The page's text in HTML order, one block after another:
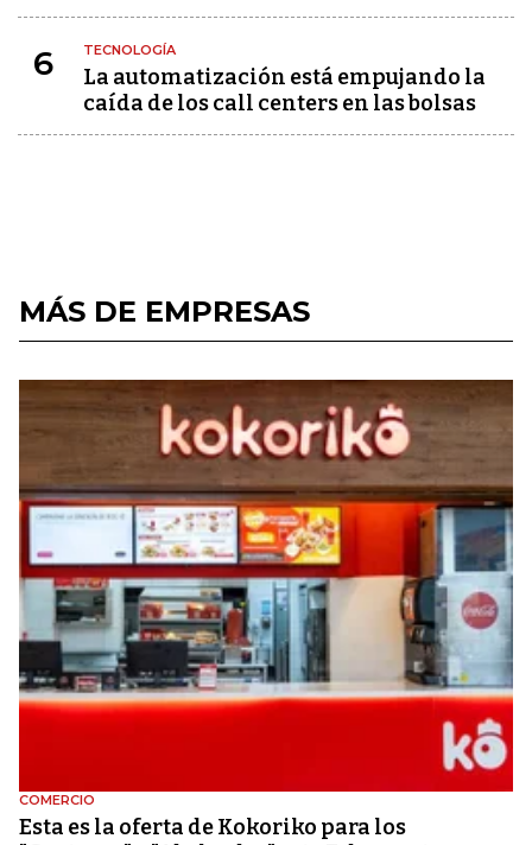
6 TECNOLOGÍA
La automatización está empujando la
caída de los call centers en las bolsas
MÁS DE EMPRESAS
COMERCIO
Esta es la oferta de Kokoriko para los